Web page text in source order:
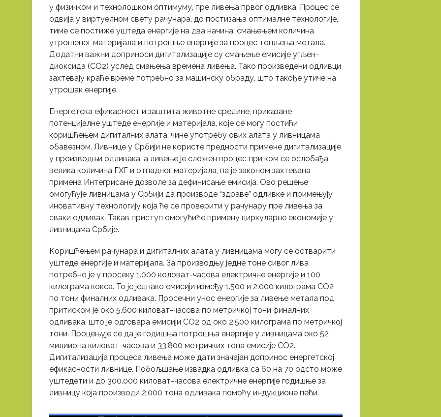
у физичком и технолошком оптимуму, пре ливења првог одливка. Процес се
одвија у виртуелном свету рачунара, до постизања оптималне технологије,
тиме се постиже уштеда енергије на два начина: смањењем количина
утрошеног материјала и потрошње енергије за процес топљења метала.
Додатни важни доприноси дигитализације су смањење емисије угљен-
диоксида (CO2) услед смањења времена ливења. Тако произведени одливци
захтевају краће време потребно за машинску обраду, што такође утиче на
утрошак енергије.
Енергетска ефикасност и заштита животне средине, приказане
потенцијалне уштеде енергије и материјала, које се могу постићи
коришћењем дигиталних алата, чине употребу ових алата у ливницама
обавезном. Ливнице у Србији не користе предности примене дигитализације
у производњи одливака, а ливење је сложен процес при ком се ослобађа
велика количина ГХГ и отпадног материјала, па је законом захтевана
примена Интегрисане дозволе за дефинисање емисија. Ово решење
омогућује ливницама у Србији да производе “здраве” одливке и примењују
иновативну технологију која ће се проверити у рачунару пре ливења за
сваки одливак. Такав приступ омогућиће примену циркуларне економије у
ливницама Србије.
Коришћењем рачунара и дигиталних алата у ливницама могу се остварити
уштеде енергије и материјала. За производњу једне тоне сивог лива
потребно је у просеку 1.000 коловат-часова електричне енергије и 100
килограма кокса. То је једнако емисији између 1.500 и 2.000 килограма CO2
по тони финалних одливака. Просечни унос енергије за ливење метала под
притиском је око 5.600 киловат-часова по метричкој тони финалних
одливака, што је одговара емисији CO2 од око 2.500 килограма по метричкој
тони. Процењује се да је годишња потрошња енергије у ливницама око 52
милииона киловат-часова и 33.800 метричких тона емисије CO2.
Дигитализација процеса ливења може дати значајан допринос енергетској
ефикасности ливнице. Побољшање извадка одливка са 60 на 70 одсто може
уштедети и до 300.000 киловат-часова електричне енергије годишње за
ливницу која производи 2.000 тона одливака помоћу индукционе пећи.